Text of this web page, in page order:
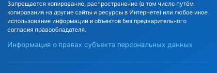
Запрещается копирование, распространение (в том числе путём
копирования на другие сайты и ресурсы в Интернете) или любое иное
использование информации и объектов без предварительного
согласия правообладателя.
Информация о правах субъекта персональных данных